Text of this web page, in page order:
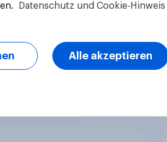
Datenschutz und Cookie-Hinweis
Alle akzeptieren